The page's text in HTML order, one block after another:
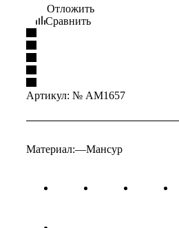
Отложить
Сравнить
Артикул: № AM1657
Материал:—Мансур